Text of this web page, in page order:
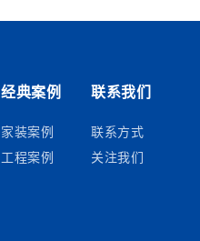
经典案例
家装案例
工程案例
联系我们
联系方式
关注我们